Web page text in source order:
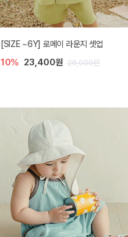
[SIZE ~6Y] 로메이 라운지 셋업
10% 23,400원 26,000원